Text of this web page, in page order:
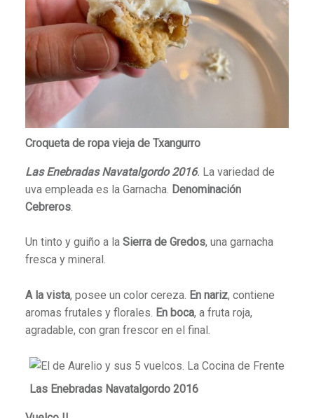
Croqueta de ropa vieja de Txangurro
Las Enebradas Navatalgordo 2016. La variedad de
uva empleada es la Garnacha. Denominación
Cebreros.
Un tinto y guiño a la Sierra de Gredos, una garnacha
fresca y mineral.
A la vista, posee un color cereza. En nariz, contiene
aromas frutales y florales. En boca, a fruta roja,
agradable, con gran frescor en el final.
Las Enebradas Navatalgordo 2016